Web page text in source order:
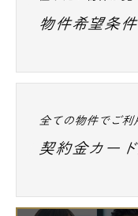
物件希望条
全ての物件でご利
契約金カー